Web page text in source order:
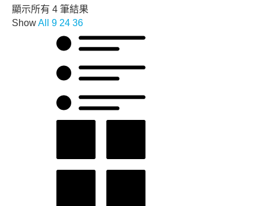
顯示所有 4 筆結果
ShowAll 9 24 36